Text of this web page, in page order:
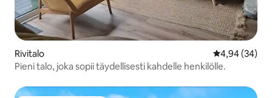
Rivitalo
4,94 (34)
Pieni talo, joka sopii täydellisesti kahdelle henkilölle.